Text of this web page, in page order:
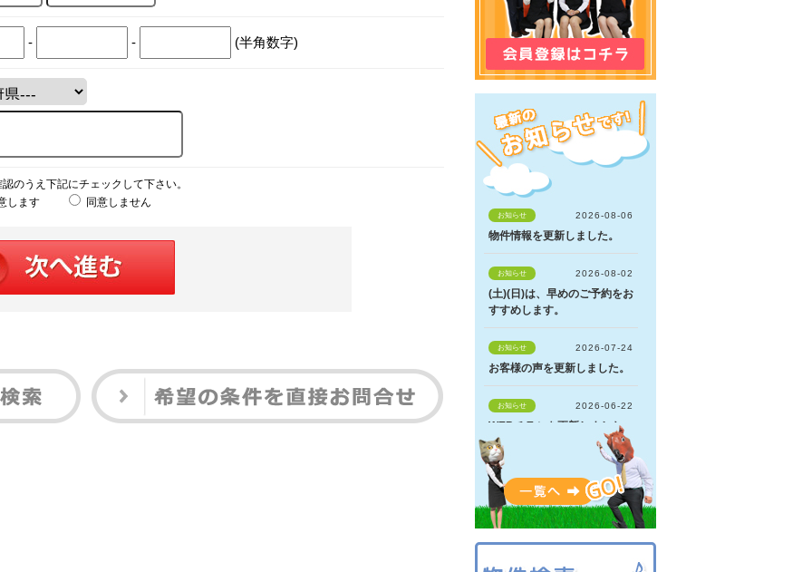
- - (半角数字)
のうえ下記にチェックして下さい。
します
同意しません